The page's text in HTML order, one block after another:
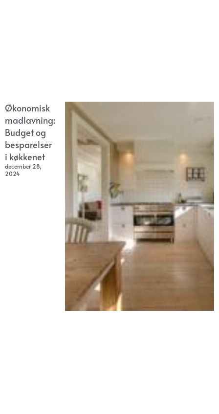
Økonomisk
madlavning:
Budget og
besparelser
i køkkenet
december 28,
2024